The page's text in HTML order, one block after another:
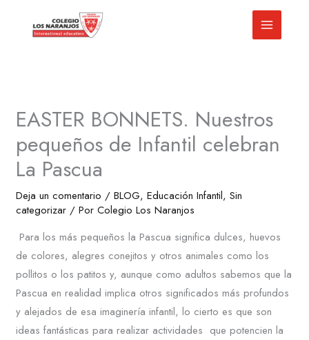
EASTER BONNETS. Nuestros
pequeños de Infantil celebran
La Pascua
Deja un comentario /BLOG,Educación Infantil,Sin
categorizar / PorColegio Los Naranjos
Para los más pequeños la Pascua significa dulces, huevos
de colores, alegres conejitos y otros animales como los
pollitos o los patitos y, aunque como adultos sabemos que la
Pascua en realidad implica otros significados más profundos
y alejados de esa imaginería infantil, lo cierto es que son
ideas fantásticas para realizar actividades que potencien la